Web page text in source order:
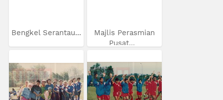
Bengkel Serantau...
Majlis Perasmian
Pusat...